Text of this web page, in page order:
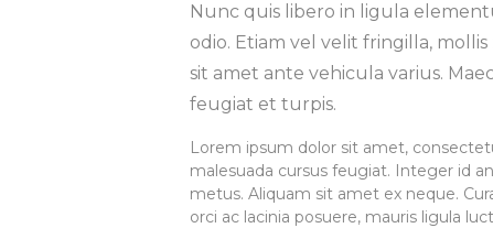
Nunc quis libero in ligula
odio. Etiam vel velit fringilla,
sit amet ante vehicula varius.
feugiat et turpis.
Lorem ipsum dolor sit amet,
malesuada cursus feugiat. Integer id
metus. Aliquam sit amet ex neque.
orci ac lacinia posuere, mauris ligula